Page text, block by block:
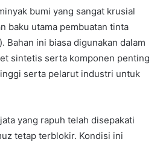
bumi yang sangat krusial
baku utama pembuatan tinta
Bahan ini biasa digunakan dalam
sintetis serta komponen penting
serta pelarut industri untuk
yang rapuh telah disepakati
tetap terblokir. Kondisi ini